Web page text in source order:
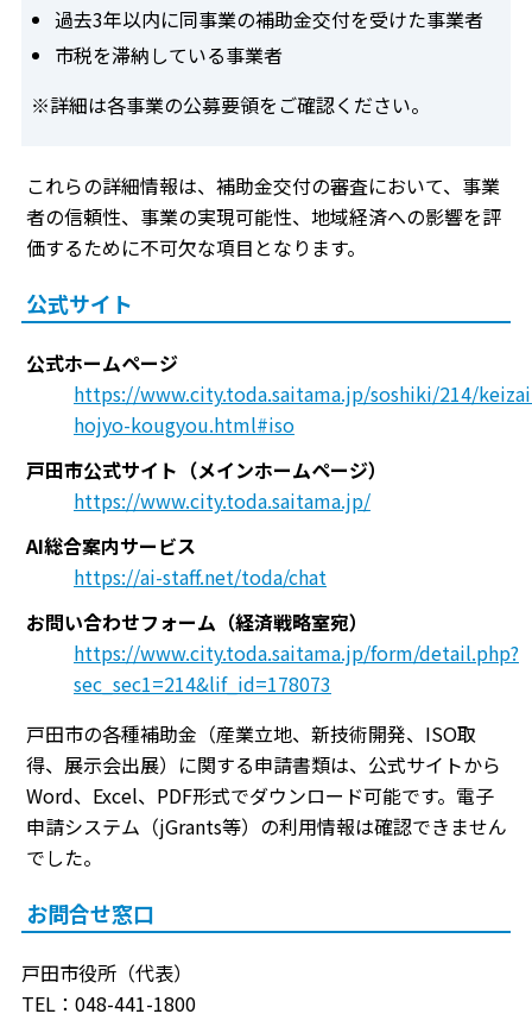
過去3年以内に同事業の補助金交付を受けた事業者
市税を滞納している事業者
※詳細は各事業の公募要領をご確認ください。
これらの詳細情報は、補助金交付の審査において、事業
者の信頼性、事業の実現可能性、地域経済への影響を評
価するために不可欠な項目となります。
公式サイト
公式ホームページ
https://www.city.toda.saitama.jp/soshiki/214/
hojyo-kougyou.html#iso
戸田市公式サイト（メインホームページ）
https://www.city.toda.saitama.jp/
AI総合案内サービス
https://ai-staff.net/toda/chat
お問い合わせフォーム（経済戦略室宛）
https://www.city.toda.saitama.jp/form/detail.php?
sec_sec1=214&lif_id=178073
戸田市の各種補助金（産業立地、新技術開発、ISO取
得、展示会出展）に関する申請書類は、公式サイトから
Word、Excel、PDF形式でダウンロード可能です。電子
申請システム（jGrants等）の利用情報は確認できません
でした。
お問合せ窓口
戸田市役所（代表）
TEL：048-441-1800